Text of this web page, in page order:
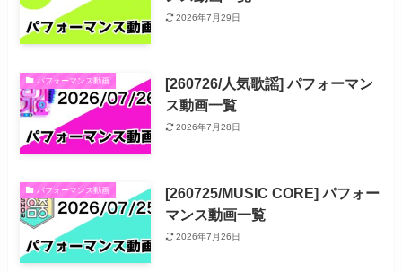
2026年7月29日
パフォーマンス動画
[260726/人気歌謡] パフォーマン
ス動画一覧
2026年7月28日
パフォーマンス動画
[260725/MUSIC CORE] パフォー
マンス動画一覧
2026年7月26日